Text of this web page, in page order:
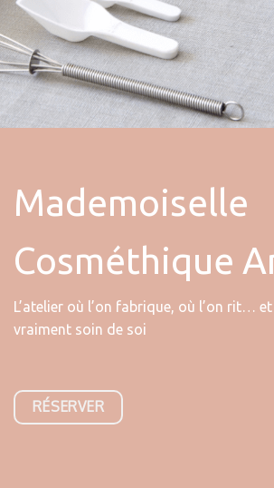
Mademoiselle
Cosméthique
L’atelier où l’on fabrique, où l’on rit… et
vraiment soin de soi
RÉSERVER